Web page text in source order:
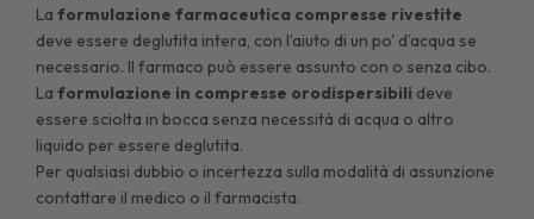
Laformulazione farmaceutica compresse rivestite
deve essere deglutita intera, con l’aiuto di un po' d’acqua se
necessario. Il farmaco può essere assunto con o senza cibo.
Laformulazione in compresse orodispersibili deve
essere sciolta in bocca senza necessità di acqua o altro
liquido per essere deglutita.
Per qualsiasi dubbio o incertezza sulla modalità di assunzione
contattare il medico o il farmacista.